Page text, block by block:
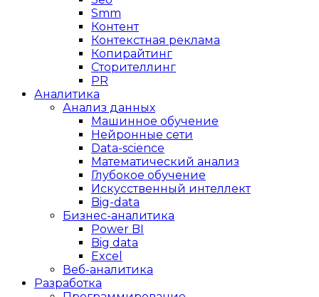
Smm
Контент
Контекстная реклама
Копирайтинг
Сторителлинг
PR
Аналитика
Анализ данных
Машинное обучение
Нейронные сети
Data-science
Математический анализ
Глубокое обучение
Искусственный интеллект
Big-data
Бизнес-аналитика
Power BI
Big data
Excel
Веб-аналитика
Разработка